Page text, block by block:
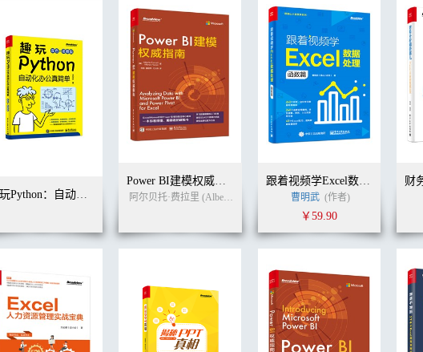
趣玩Python：自动化办公真简单（双色+视频版）
Power BI建模权威指南
阿尔贝托·费拉里 (Alberto Ferrari) 马尔·科鲁索 (Marco Russo)
跟着视频学Excel数据处理：函数篇
曹明武 (作者)
￥59.90